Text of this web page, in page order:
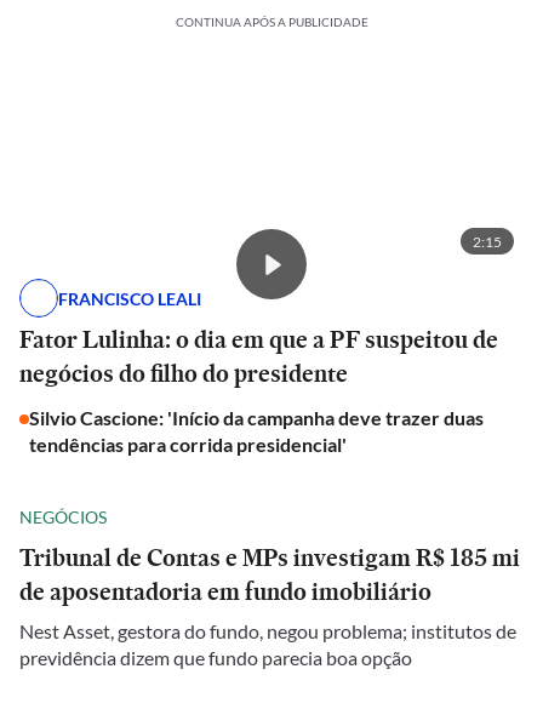
CONTINUA APÓS A PUBLICIDADE
2:15
FRANCISCO LEALI
Fator Lulinha: o dia em que a PF suspeitou de
negócios do filho do presidente
Silvio Cascione: 'Início da campanha deve trazer duas
tendências para corrida presidencial'
NEGÓCIOS
Tribunal de Contas e MPs investigam R$ 185 mi
de aposentadoria em fundo imobiliário
Nest Asset, gestora do fundo, negou problema; institutos de
previdência dizem que fundo parecia boa opção